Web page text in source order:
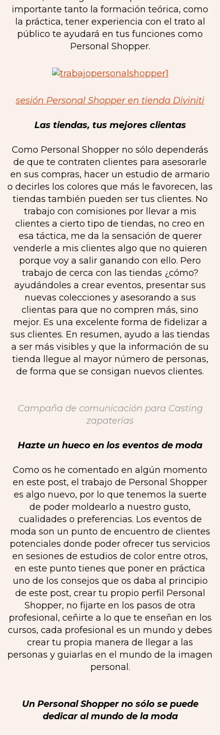
importante tanto la formación teórica, como
la práctica, tener experiencia con el trato al
público te ayudará en tus funciones como
Personal Shopper.
sesión Personal Shopper en tienda Diviniti
Las tiendas, tus mejores clientas
Como Personal Shopper no sólo dependerás
de que te contraten clientes para asesorarle
en sus compras, hacer un estudio de armario
o decirles los colores que más le favorecen, las
tiendas también pueden ser tus clientes. No
trabajo con comisiones por llevar a mis
clientes a cierto tipo de tiendas, no creo en
esa táctica, me da la sensación de querer
venderle a mis clientes algo que no quieren
porque voy a salir ganando con ello. Pero
trabajo de cerca con las tiendas ¿cómo?
ayudándoles a crear eventos, presentar sus
nuevas colecciones y asesorando a sus
clientas para que no compren más, sino
mejor. Es una excelente forma de fidelizar a
sus clientes. En resumen, ayudo a las tiendas
a ser más visibles y que la información de su
tienda llegue al mayor número de personas,
de forma que se consigan nuevos clientes.
Campaña de comunicación para Casting
zapaterías
Hazte un hueco en los eventos de moda
Como os he comentado en algún momento
en este post, el trabajo de Personal Shopper
es algo nuevo, por lo que tenemos la suerte
de poder moldearlo a nuestro gusto,
cualidades o preferencias. Los eventos de
moda son un punto de encuentro de clientes
potenciales donde poder ofrecer tus servicios
en sesiones de estudios de color entre otros,
en este punto tienes que poner en práctica
uno de los consejos que os daba al principio
de este post, crear tu propio perfil Personal
Shopper, no fijarte en los pasos de otra
profesional, ceñirte a lo que te enseñan en los
cursos, cada profesional es un mundo y debes
crear tu propia manera de llegar a las
personas y guiarlas en el mundo de la imagen
personal.
Un Personal Shopper no sólo se puede
dedicar al mundo de la moda